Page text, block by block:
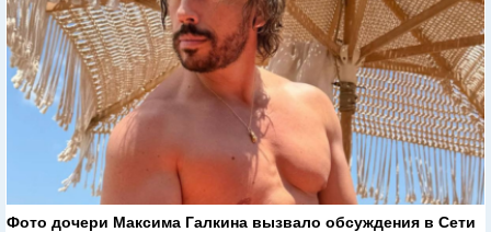
Фото дочери Максима Галкина вызвало обсуждения в Сети